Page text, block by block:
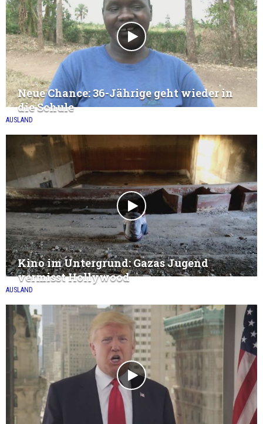
AUSLAND
Neue Chance: 36-Jährige geht wieder in
die Schule
AUSLAND
Kino im Untergrund: Gazas Jugend
vermisst Hollywood